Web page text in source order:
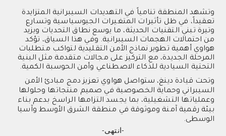
وتشهد المنطقة تنامياً في التهديدات السيبرانية المتزايدة
تعقيداً، في ظل تأثيرات المتغيرات الجيوسياسية وتسارع
وتيرة تبني التقنيات الحديثة، ما يوسع نطاق التحديات ويزيد
من احتمالات الهجمات السيبرانية. وفي هذا السياق، تؤكد
هواوي أهمية تطوير نماذج الأمن التقليدية لتواكب متطلبات
المرحلة الجديدة، مع التركيز على مجالات متقدمة مثل البنية
التحتية السيادية للذكاء الاصطناعي وأمن الحوسبة الكمية.
وتحت قيادة دينغ، ستواصل هواوي تعزيز دمج مبادئ الأمن
السيبراني وحماية الخصوصية في صميم منتجاتها وحلولها
وعملياتها التشغيلية، بما يجسد التزامها الراسخ بدعم بناء
بيئة رقمية آمنة وموثوقة في منطقة الشرق الأوسط وآسيا
الوسطى.
-انتهى-